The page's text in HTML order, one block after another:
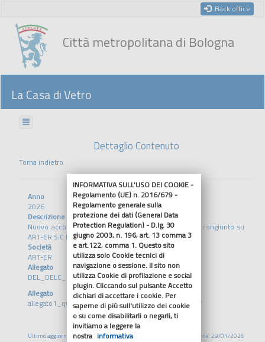
Back office
Città metropolitana di Bologna
La Casa di Vetro
Dettaglio Contenuto
Torna indietro
Anno
2026
Descrizione
Nuovo accordo per l'esercizio del controllo analogo congiunto su
ART-ER S.C.P.A
Società
ART-ER
Allegato
DEL_DELC_2_2026.pdf
Allegato
allegato1_quadro_sinottico_nuovo_accordo_arter.pdf
Ultimo aggiornamento: 29/01/2026 Pubblicazione: 29/01/2026
INFORMATIVA SULL'USO DEI COOKIE -
Regolamento (UE) n. 2016/679 -
Regolamento generale sulla
protezione dei dati (General Data
Protection Regulation) - D.lg. 30
giugno 2003, n. 196, art. 13 comma 3
e art.122, comma 1. Questo sito
utilizza solo Cookie tecnici di
navigazione o sessione. Il sito non
utilizza Cookie di profilazione e social
plugin. Cliccando sul pulsante Accetto
dichiari di accettare i cookie. Per
saperne di più sull'utilizzo dei cookie
o su come disabilitarli o negarli, ti
invitiamo a leggere la
nostra informativa